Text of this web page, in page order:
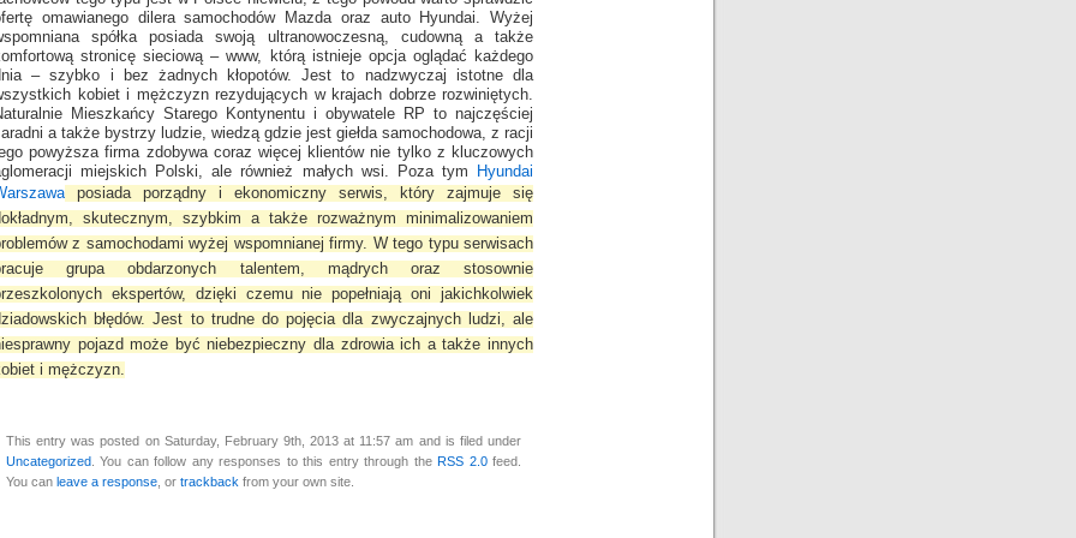
omawianego dilera samochodów Mazda oraz auto Hyundai. Wyżej
spółka posiada swoją ultranowoczesną, cudowną a także
stronicę sieciową – www, którą istnieje opcja oglądać każdego
– szybko i bez żadnych kłopotów. Jest to nadzwyczaj istotne dla
kobiet i mężczyzn rezydujących w krajach dobrze rozwiniętych.
Mieszkańcy Starego Kontynentu i obywatele RP to najczęściej
a także bystrzy ludzie, wiedzą gdzie jest giełda samochodowa, z racji
powyższa firma zdobywa coraz więcej klientów nie tylko z kluczowych
miejskich Polski, ale również małych wsi. Poza tym
Hyundai
posiada porządny i ekonomiczny serwis, który zajmuje się
skutecznym, szybkim a także rozważnym minimalizowaniem
z samochodami wyżej wspomnianej firmy. W tego typu serwisach
grupa obdarzonych talentem, mądrych oraz stosownie
ekspertów, dzięki czemu nie popełniają oni jakichkolwiek
błędów. Jest to trudne do pojęcia dla zwyczajnych ludzi, ale
pojazd może być niebezpieczny dla zdrowia ich a także innych
i mężczyzn.
This entry was posted on Saturday, February 9th, 2013 at 11:57 am and is filed under
Uncategorized . You can follow any responses to this entry through theRSS 2.0feed.
You can leave a response , or trackback from your own site.